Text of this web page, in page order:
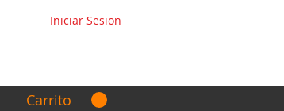
Iniciar Sesion
Carrito